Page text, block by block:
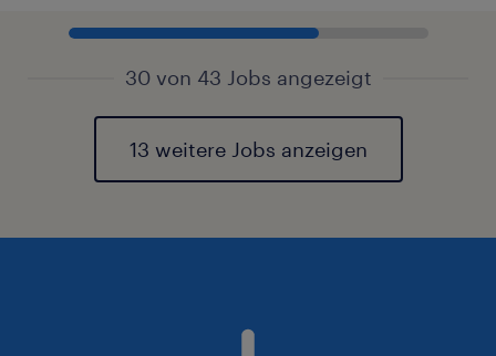
30 von 43 Jobs angezeigt
13 weitere Jobs anzeigen